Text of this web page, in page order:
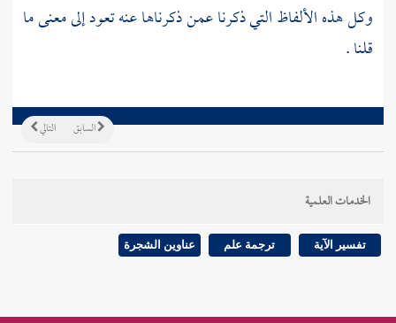
وكل هذه الألفاظ التي ذكرنا عمن ذكرناها عنه تعود إلى معنى ما
قلنا .
التالي السابق
الخدمات العلمية
تفسير الآية ترجمة علم عناوين الشجرة